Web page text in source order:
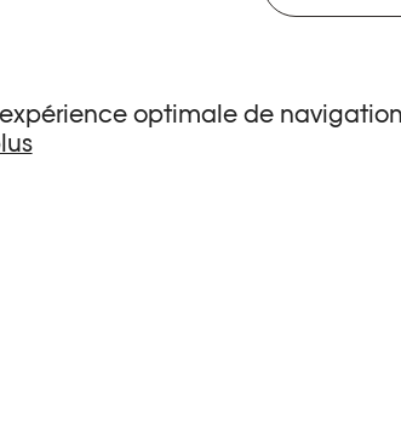
optimale de